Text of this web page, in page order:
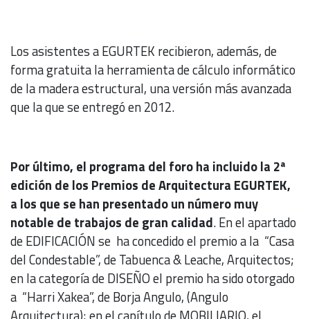
Los asistentes a EGURTEK recibieron, además, de
forma gratuita la herramienta de cálculo informático
de la madera estructural, una versión más avanzada
que la que se entregó en 2012.
Por último, el programa del foro ha incluido la 2ª
edición de los Premios de Arquitectura EGURTEK,
a los que se han presentado un número muy
notable de trabajos de gran calidad. En el apartado
de EDIFICACIÓN se ha concedido el premio a la “Casa
del Condestable”, de Tabuenca & Leache, Arquitectos;
en la categoría de DISEÑO el premio ha sido otorgado
a “Harri Xakea”, de Borja Angulo, (Angulo